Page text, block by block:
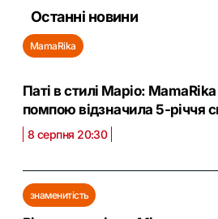
Останні новини
MamaRika
Паті в стилі Маріо: MamaRika
помпою відзначила 5-річчя
8 серпня 20:30
знаменитість